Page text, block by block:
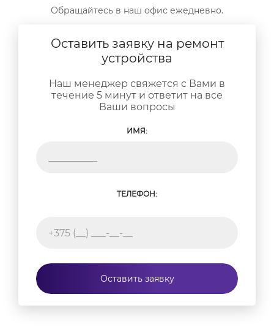
Обращайтесь в наш офис ежедневно.
Оставить заявку на ремонт
устройства
Наш менеджер свяжется с Вами в
течение 5 минут и ответит на все
Ваши вопросы
ИМЯ:
ТЕЛЕФОН:
Оставить заявку